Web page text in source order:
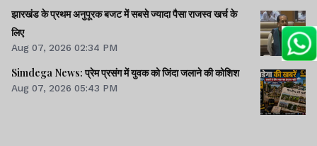
झारखंड के प्रथम अनुपूरक बजट में सबसे ज्यादा पैसा राजस्व खर्च के
लिए
Aug 07, 2026 02:34 PM
Simdega News: प्रेम प्रसंग में युवक को जिंदा जलाने की कोशिश
Aug 07, 2026 05:43 PM